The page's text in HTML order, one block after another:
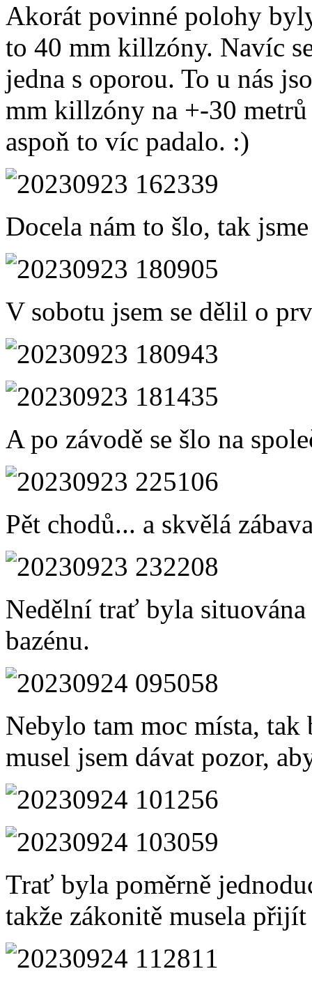
Akorát povinné polohy
to 40 mm killzóny. Navíc
jedna s oporou. To u nás
mm killzóny na +-30
aspoň to víc padalo. :)
Docela nám to šlo, tak
V sobotu jsem se dělil o
A po závodě se šlo na
Pět chodů... a skvělá
Nedělní trať byla
bazénu.
Nebylo tam moc místa, tak
musel jsem dávat pozor,
Trať byla poměrně
takže zákonitě musela